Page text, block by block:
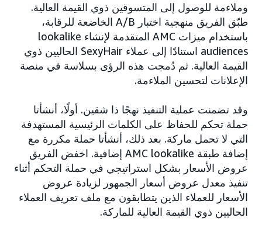
وملاءمة للوصول إلى المتسوقين ذوي القيمة العالية.
طبّق الفريق منهجية اختبار A/B الخاضعة للرقابة،
باستخدام ميزات AMC المتقدمة لإنشاء lookalike
audiences استنادًا إلى عملاء SexyHair الحاليين ذوي
القيمة العالية. ثم دُمجت هذه الرؤى بسلاسة في منصة
الإعلانات لتحسين الملاءمة.
وقد تضمنت عملية التنفيذ نهجًا ذا شقين. أولًا، أنشأتا
حملة تحكم للحفاظ على الكلمات الرئيسية المستهدفة
التي لا تحمل ماركة. بعد ذلك، أنشأتا حملة مكررة مع
إضافة طبقة AMC lookalike إضافية. اخفض الفريق
عروض الأسعار بشكل استراتيجي في حملة التحكم أثناء
تنفيذ معدل عروض أسعار الجمهور لزيادة عروض
الأسعار للعملاء الذين يتطابقون مع ملف تعريف العملاء
الحاليين ذوي القيمة العالية للماركة.